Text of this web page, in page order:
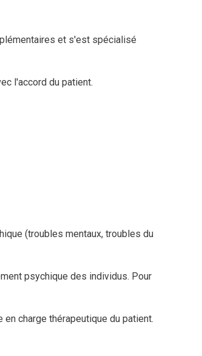
et s'est spécialisé
l'accord du patient.
(troubles mentaux, troubles du
psychique des individus. Pour
charge thérapeutique du patient.